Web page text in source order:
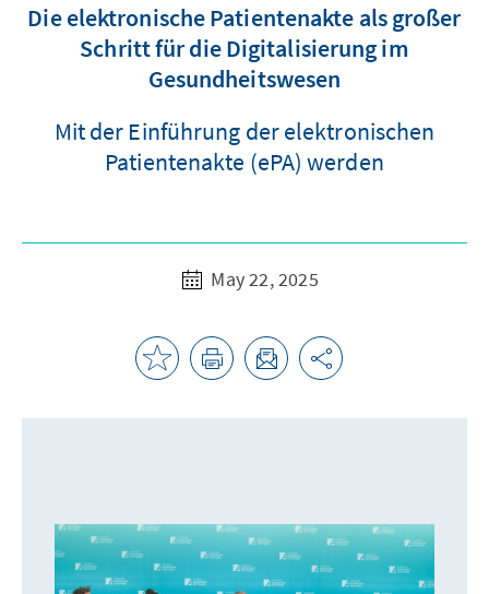
Die elektronische Patientenakte als großer
Schritt für die Digitalisierung im
Gesundheitswesen
Mit der Einführung der elektronischen
Patientenakte (ePA) werden
May 22, 2025